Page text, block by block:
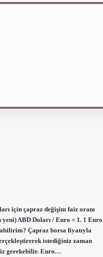
için çapraz değişim faiz oranı
ABD Doları / Euro = 1. 1 Euro
Çapraz borsa fiyatıyla
istediğiniz zaman
gerekebilir. Euro…